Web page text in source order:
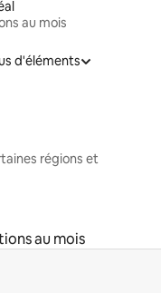
au mois
d'éléments
régions et
au mois